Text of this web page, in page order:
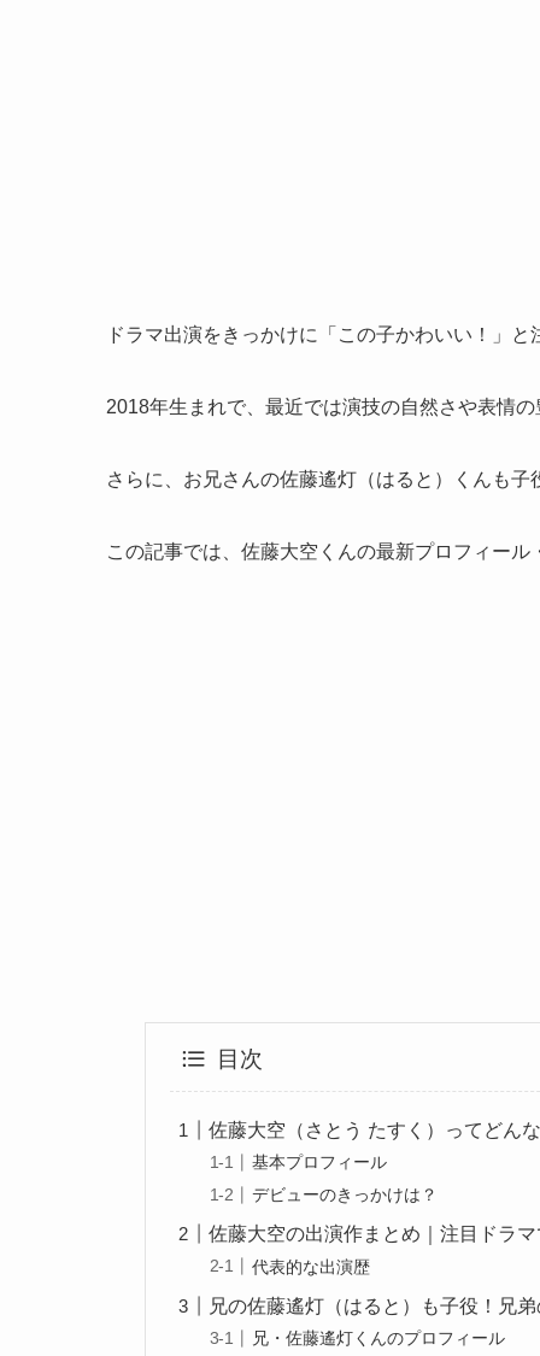
ドラマ出演をきっかけに「この子かわいい！」
2018年生まれで、最近では演技の自然さや表情
さらに、お兄さんの佐藤遙灯（はると）くんも
この記事では、佐藤大空くんの最新プロフィー
目次
佐藤大空（さとう たすく）ってどん
基本プロフィール
デビューのきっかけは？
佐藤大空の出演作まとめ｜注目ドラ
代表的な出演歴
兄の佐藤遙灯（はると）も子役！兄
兄・佐藤遙灯くんのプロフィール